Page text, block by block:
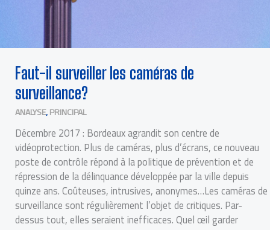
Faut-il surveiller les caméras de
surveillance?
ANALYSE,PRINCIPAL
Décembre 2017 : Bordeaux agrandit son centre de
vidéoprotection. Plus de caméras, plus d’écrans, ce nouveau
poste de contrôle répond à la politique de prévention et de
répression de la délinquance développée par la ville depuis
quinze ans. Coûteuses, intrusives, anonymes…Les caméras de
surveillance sont régulièrement l’objet de critiques. Par-
dessus tout, elles seraient inefficaces. Quel œil garder